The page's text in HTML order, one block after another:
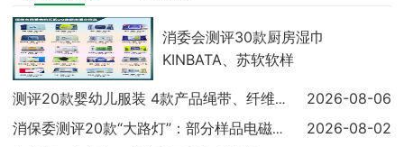
消委会测评30款厨房湿巾
KINBATA、苏软软样
测评20款婴幼儿服装 4款产品绳带、纤维含量不达标 2026-08-06
消保委测评20款“大路灯”：部分样品电磁兼容未达标 2026-08-02